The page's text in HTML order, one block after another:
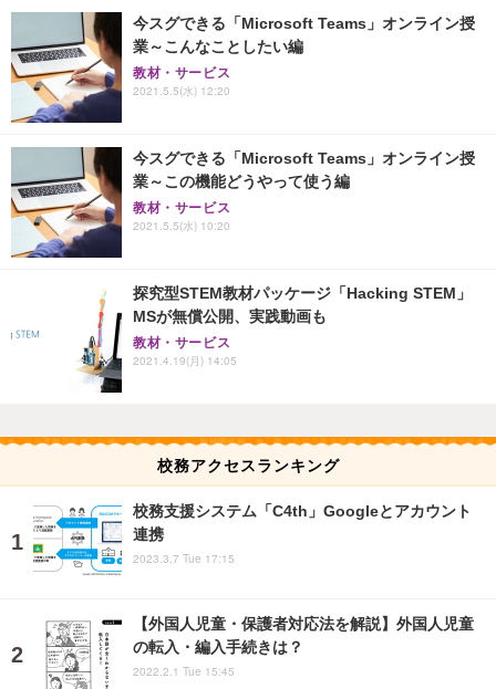
今スグできる「Microsoft Teams」オンライン授
業～こんなことしたい編
教材・サービス
2021.5.5(水) 12:20
今スグできる「Microsoft Teams」オンライン授
業～この機能どうやって使う編
教材・サービス
2021.5.5(水) 10:20
探究型STEM教材パッケージ「Hacking STEM」
MSが無償公開、実践動画も
教材・サービス
2021.4.19(月) 14:05
校務アクセスランキング
校務支援システム「C4th」Googleとアカウント
連携
2023.3.7 Tue 17:15
【外国人児童・保護者対応法を解説】外国人児童
の転入・編入手続きは？
2022.2.1 Tue 15:45